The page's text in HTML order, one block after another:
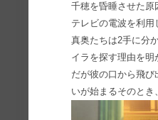
千穂を昏睡させた原
テレビの電波を利⽤
真奥たちは2⼿に分
イラを探す理由を明
だが彼の口から⾶
いが始まるそのと